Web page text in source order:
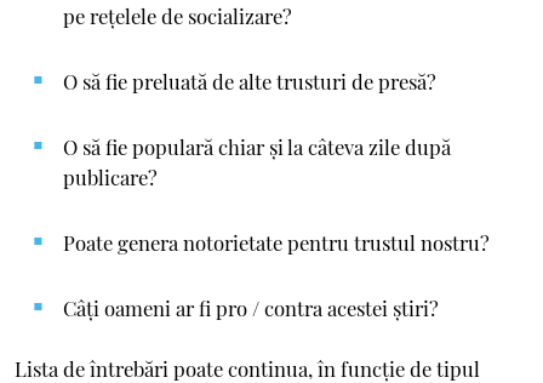
pe rețelele de socializare?
O să fie preluată de alte trusturi de presă?
O să fie populară chiar și la câteva zile după
publicare?
Poate genera notorietate pentru trustul nostru?
Câți oameni ar fi pro / contra acestei știri?
Lista de întrebări poate continua, în funcție de tipul